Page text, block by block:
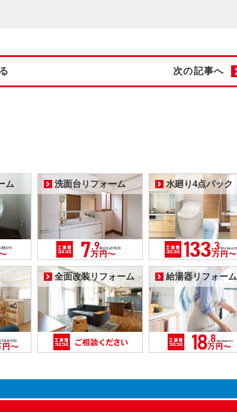
次の記事へ
ム 洗面台リフォーム 水廻り4点パック
全面改装リフォーム 給湯器リフォーム